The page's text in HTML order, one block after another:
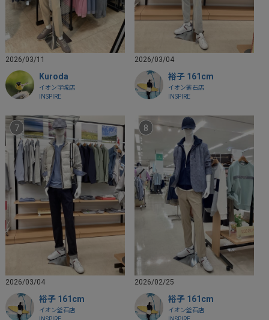
2026/03/11
Kuroda
イオン宇城店
INSPIRE
2026/03/04
裕子 161cm
イオン釜石店
INSPIRE
2026/03/04
裕子 161cm
イオン釜石店
2026/02/25
裕子 161cm
イオン釜石店